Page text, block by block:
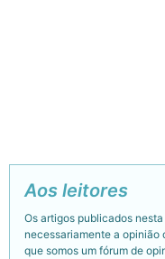
Aos leitores
Os artigos publicados
necessariamente a opinião
que somos um fórum de